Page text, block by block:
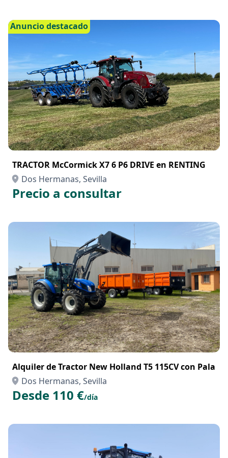
Anuncio destacado
TRACTOR McCormick X7 6 P6 DRIVE en RENTING
Dos Hermanas, Sevilla
Precio a consultar
Alquiler de Tractor New Holland T5 115CV con Pala
Dos Hermanas, Sevilla
Desde 110 €/día